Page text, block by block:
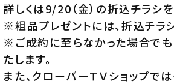
詳しくは9/20（金）の折込チラシ
※粗品プレゼントには、折込チラ
※ご成約に至らなかった場合で
たします。
また、クローバーＴＶショップで